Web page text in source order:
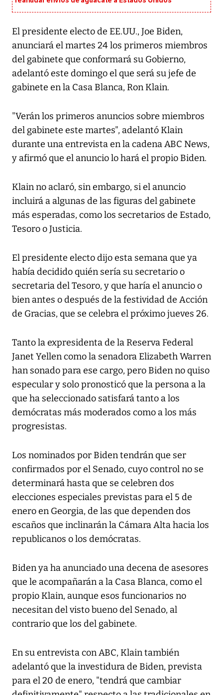
El presidente electo de EE.UU., Joe Biden,
anunciará el martes 24 los primeros miembros
del gabinete que conformará su Gobierno,
adelantó este domingo el que será su jefe de
gabinete en la Casa Blanca, Ron Klain.
"Verán los primeros anuncios sobre miembros
del gabinete este martes", adelantó Klain
durante una entrevista en la cadena ABC News,
y afirmó que el anuncio lo hará el propio Biden.
Klain no aclaró, sin embargo, si el anuncio
incluirá a algunas de las figuras del gabinete
más esperadas, como los secretarios de Estado,
Tesoro o Justicia.
El presidente electo dijo esta semana que ya
había decidido quién sería su secretario o
secretaria del Tesoro, y que haría el anuncio o
bien antes o después de la festividad de Acción
de Gracias, que se celebra el próximo jueves 26.
Tanto la expresidenta de la Reserva Federal
Janet Yellen como la senadora Elizabeth Warren
han sonado para ese cargo, pero Biden no quiso
especular y solo pronosticó que la persona a la
que ha seleccionado satisfará tanto a los
demócratas más moderados como a los más
progresistas.
Los nominados por Biden tendrán que ser
confirmados por el Senado, cuyo control no se
determinará hasta que se celebren dos
elecciones especiales previstas para el 5 de
enero en Georgia, de las que dependen dos
escaños que inclinarán la Cámara Alta hacia los
republicanos o los demócratas.
Biden ya ha anunciado una decena de asesores
que le acompañarán a la Casa Blanca, como el
propio Klain, aunque esos funcionarios no
necesitan del visto bueno del Senado, al
contrario que los del gabinete.
En su entrevista con ABC, Klain también
adelantó que la investidura de Biden, prevista
para el 20 de enero, "tendrá que cambiar